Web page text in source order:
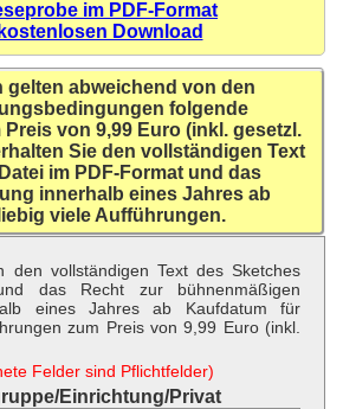
im PDF-Format
Download
gelten abweichend von den
folgende
von 9,99 Euro (inkl. gesetzl.
Sie den vollständigen Text
im PDF-Format und das
innerhalb eines Jahres ab
viele Aufführungen.
den vollständigen Text des Sketches
das Recht zur bühnenmäßigen
eines Jahres ab Kaufdatum für
zum Preis von 9,99 Euro (inkl.
Felder sind Pflichtfelder)
Einrichtung/Privat